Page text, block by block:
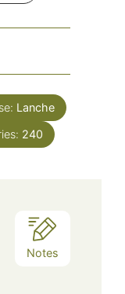
Lanche
240
Notes